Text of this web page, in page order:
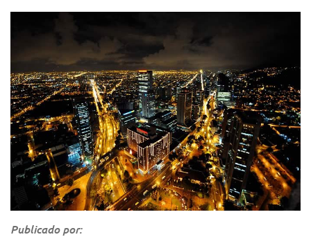
Publicado por: